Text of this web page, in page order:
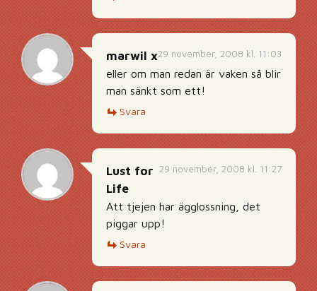
29 november, 2008 kl. 11:03
marwil x
eller om man redan är vaken så blir
man sänkt som ett!
Svara
29 november, 2008 kl. 11:27
Lust for
Life
Att tjejen har ägglossning, det
piggar upp!
Svara